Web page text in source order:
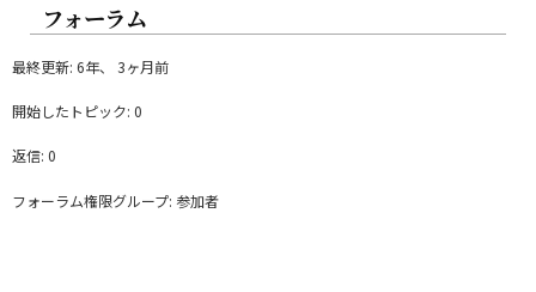
フォーラム
最終更新: 6年、 3ヶ月前
開始したトピック: 0
返信: 0
フォーラム権限グループ: 参加者